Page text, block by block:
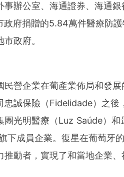
辦公室、海通證券、海通
府捐贈的5.84萬件醫療防
政府。
營企業在葡產業佈局和發
誠保險（Fidelidade）之後
光明醫療（Luz Saúde）和
下成員企業。復星在葡萄牙
動者，實現了和當地企業